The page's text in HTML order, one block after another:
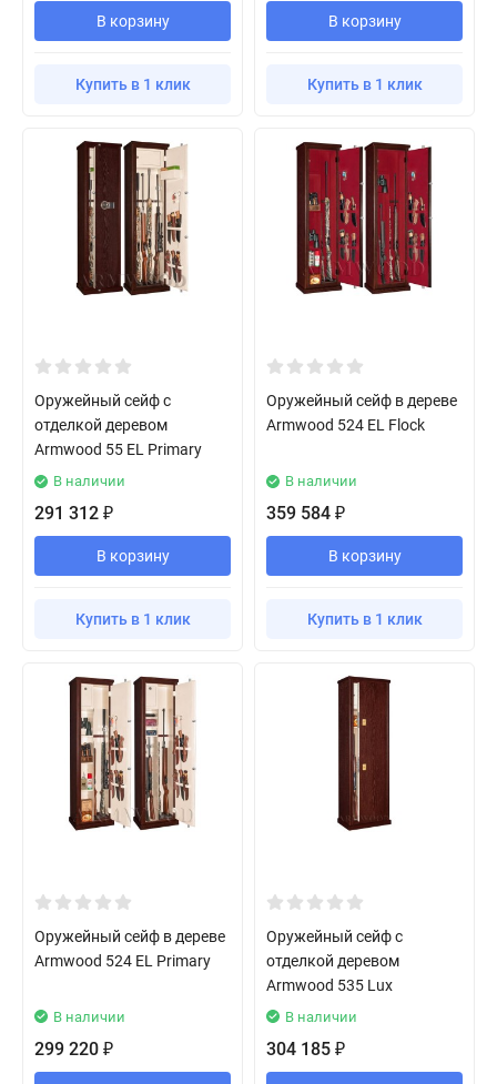
В корзину
Купить в 1 клик
В корзину
Купить в 1 клик
Оружейный сейф с
отделкой деревом
Armwood 55 EL Primary
В наличии
291 312 ₽
В корзину
Купить в 1 клик
Оружейный сейф в дереве
Armwood 524 EL Flock
В наличии
359 584 ₽
В корзину
Купить в 1 клик
Оружейный сейф в дереве
Armwood 524 EL Primary
В наличии
299 220 ₽
Оружейный сейф с
отделкой деревом
Armwood 535 Lux
В наличии
304 185 ₽